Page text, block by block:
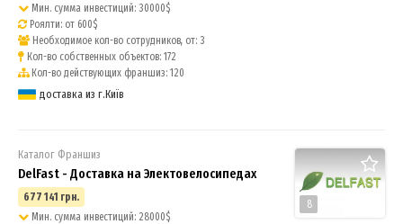
Мин. сумма инвестиций: 30000$
Роялти: от 600$
Необходимое кол-во сотрудников, от: 3
Кол-во собственных объектов: 172
Кол-во действующих франшиз: 120
доставка из г.Київ
8
Каталог Франшиз
DelFast - Доставка на Электовелосипедах
677 141 грн.
Мин. сумма инвестиций: 28000$